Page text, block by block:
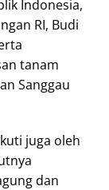
Indonesia,
RI, Budi
tanam
Sanggau
juga oleh
dan